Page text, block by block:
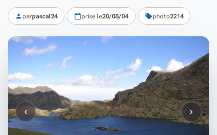
parpascal24 prise le20/08/04 photo2214